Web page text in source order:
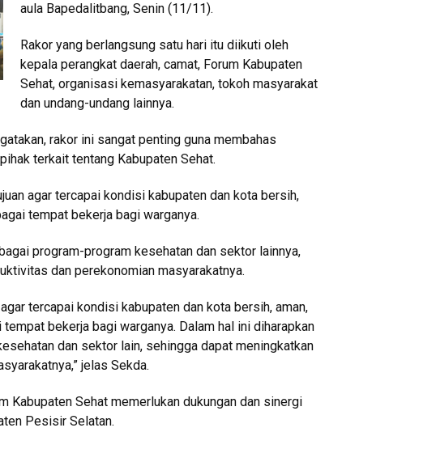
aula Bapedalitbang, Senin (11/11).
Rakor yang berlangsung satu hari itu diikuti oleh
kepala perangkat daerah, camat, Forum Kabupaten
Sehat, organisasi kemasyarakatan, tokoh masyarakat
dan undang-undang lainnya.
rakor ini sangat penting guna membahas
terkait tentang Kabupaten Sehat.
agar tercapai kondisi kabupaten dan kota bersih,
tempat bekerja bagi warganya.
program-program kesehatan dan sektor lainnya,
dan perekonomian masyarakatnya.
tercapai kondisi kabupaten dan kota bersih, aman,
bekerja bagi warganya. Dalam hal ini diharapkan
dan sektor lain, sehingga dapat meningkatkan
jelas Sekda.
Kabupaten Sehat memerlukan dukungan dan sinergi
Pesisir Selatan.